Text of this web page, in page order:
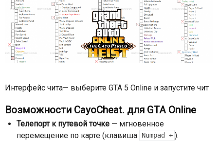
Интерфейс чита— выберите GTA 5 Online и запустите чит
Возможности CayoCheat. для GTA Online
Телепорт к путевой точке — мгновенное
перемещение по карте (клавиша
Numpad + ).